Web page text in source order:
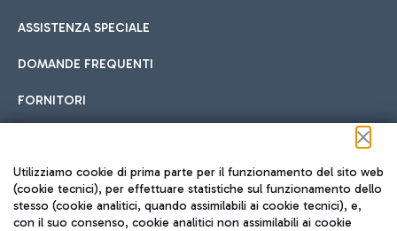
ASSISTENZA SPECIALE
DOMANDE FREQUENTI
FORNITORI
Seguici sui social
Utilizziamo cookie di prima parte per il funzionamento del sito web
(cookie tecnici), per effettuare statistiche sul funzionamento dello
stesso (cookie analitici, quando assimilabili ai cookie tecnici), e,
con il suo consenso, cookie analitici non assimilabili ai cookie